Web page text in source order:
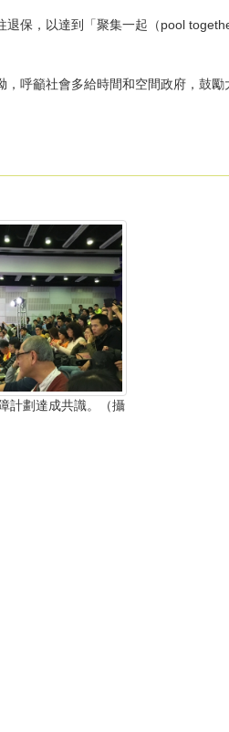
保，以達到「聚集一起（pool
呼籲社會多給時間和空間政府，鼓勵
計劃達成共識。（攝